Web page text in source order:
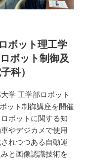
ボット理工学
ボット制御及
科）
学 工学部ロボット
ット制御講座を開催
ボットに関する知
やデジカメで使用
れつつある自動運
と画像認識技術を